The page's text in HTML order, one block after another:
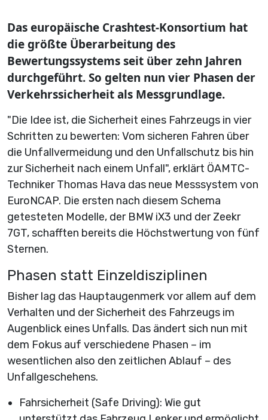
Das europäische Crashtest-Konsortium hat
die größte Überarbeitung des
Bewertungssystems seit über zehn Jahren
durchgeführt. So gelten nun vier Phasen der
Verkehrssicherheit als Messgrundlage.
"Die Idee ist, die Sicherheit eines Fahrzeugs in vier
Schritten zu bewerten: Vom sicheren Fahren über
die Unfallvermeidung und den Unfallschutz bis hin
zur Sicherheit nach einem Unfall", erklärt ÖAMTC-
Techniker Thomas Hava das neue Messsystem von
EuroNCAP. Die ersten nach diesem Schema
getesteten Modelle, der BMW iX3 und der Zeekr
7GT, schafften bereits die Höchstwertung von fünf
Sternen.
Phasen statt Einzeldisziplinen
Bisher lag das Hauptaugenmerk vor allem auf dem
Verhalten und der Sicherheit des Fahrzeugs im
Augenblick eines Unfalls. Das ändert sich nun mit
dem Fokus auf verschiedene Phasen – im
wesentlichen also den zeitlichen Ablauf – des
Unfallgeschehens.
Fahrsicherheit (Safe Driving): Wie gut